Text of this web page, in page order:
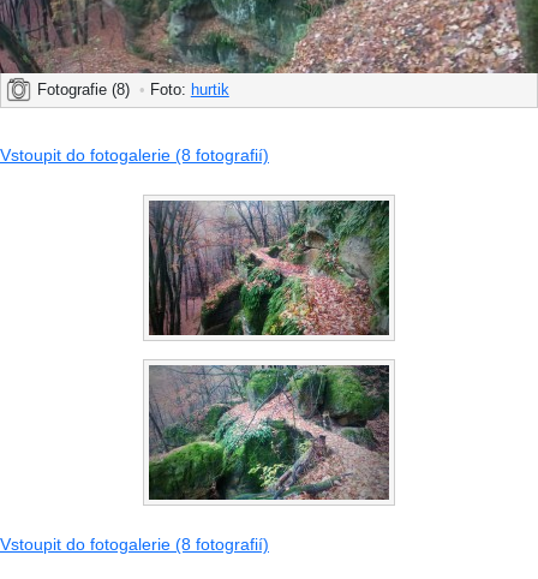
Fotografie (8) • Foto: hurtik
Vstoupit do fotogalerie (8 fotografií)
Vstoupit do fotogalerie (8 fotografií)